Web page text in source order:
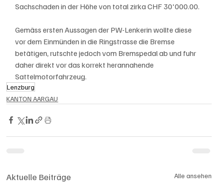
Sachschaden in der Höhe von total zirka CHF 30'000.00.
Gemäss ersten Aussagen der PW-Lenkerin wollte diese
vor dem Einmünden in die Ringstrasse die Bremse
betätigen, rutschte jedoch vom Bremspedal ab und fuhr
daher direkt vor das korrekt herannahende
Sattelmotorfahrzeug.
Lenzburg
KANTON AARGAU
Aktuelle Beiträge Alle ansehen